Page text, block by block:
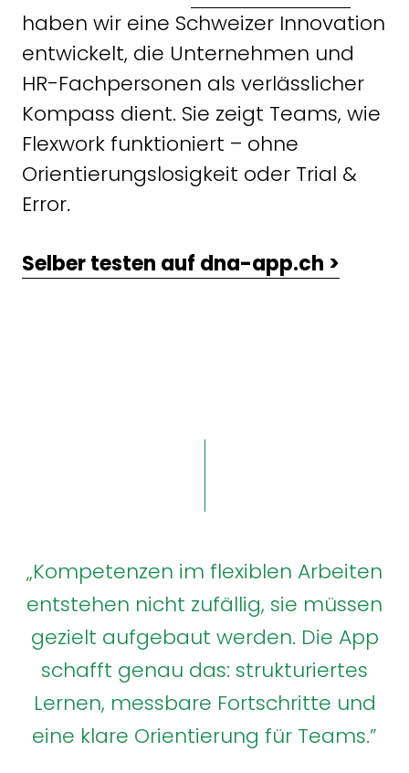
haben wir eine Schweizer Innovation
entwickelt, die Unternehmen und
HR-Fachpersonen als verlässlicher
Kompass dient. Sie zeigt Teams, wie
Flexwork funktioniert – ohne
Orientierungslosigkeit oder Trial &
Error.
Selber testen auf dna-app.ch >
„Kompetenzen im flexiblen Arbeiten
entstehen nicht zufällig, sie müssen
gezielt aufgebaut werden. Die App
schafft genau das: strukturiertes
Lernen, messbare Fortschritte und
eine klare Orientierung für Teams.”